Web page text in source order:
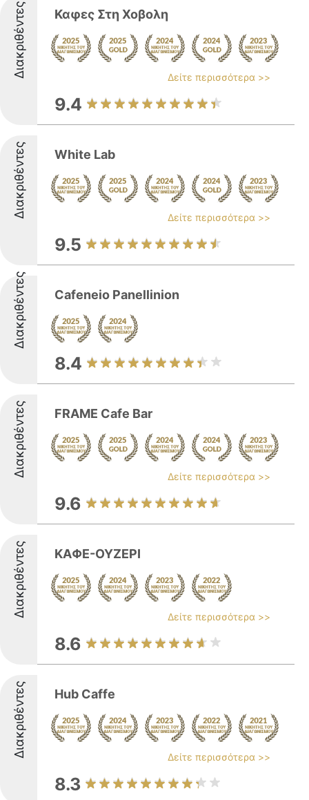
Διακριθέντες Καφες Στη Χοβολη
Δείτε περισσότερα >>
9.4
Διακριθέντες White Lab
Δείτε περισσότερα >>
9.5
Διακριθέντες Cafeneio Panellinion
8.4
Διακριθέντες FRAME Cafe Bar
Δείτε περισσότερα >>
9.6
Διακριθέντες ΚΑΦΕ-ΟΥΖΕΡΙ
Δείτε περισσότερα >>
8.6
Διακριθέντες Hub Caffe
Δείτε περισσότερα >>
8.3